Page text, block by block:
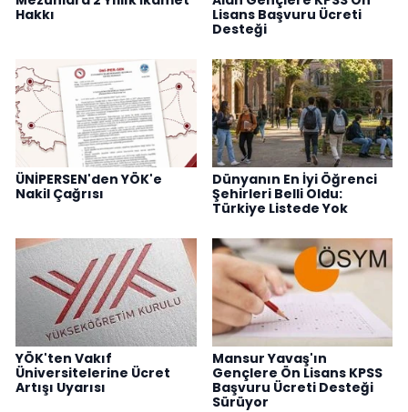
Hakkı
Lisans Başvuru Ücreti
Desteği
ÜNİPERSEN'den YÖK'e
Nakil Çağrısı
Dünyanın En İyi Öğrenci
Şehirleri Belli Oldu:
Türkiye Listede Yok
YÖK'ten Vakıf
Üniversitelerine Ücret
Artışı Uyarısı
Mansur Yavaş'ın
Gençlere Ön Lisans KPSS
Başvuru Ücreti Desteği
Sürüyor